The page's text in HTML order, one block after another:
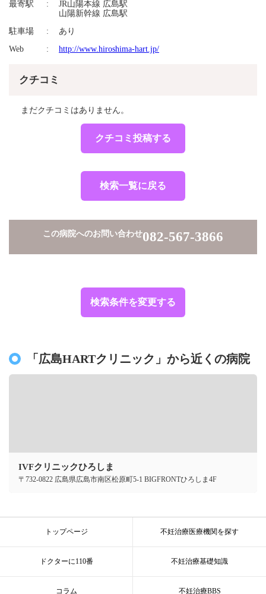
検索条件を変更する
最寄駅
JR山陽本線 広島駅
山陽新幹線 広島駅
駐車場
あり
Web
http://www.hiroshima-hart.jp/
クチコミ
まだクチコミはありません。
クチコミ投稿する
検索一覧に戻る
この病院へのお問い合わせ082-567-3866
「広島HARTクリニック」から近くの病院
IVFクリニックひろしま
〒732-0822 広島県広島市南区松原町5-1 BIGFRONTひろしま4F
トップページ 不妊治療医療機関を探す
ドクターに110番 不妊治療基礎知識
コラム 不妊治療BBS